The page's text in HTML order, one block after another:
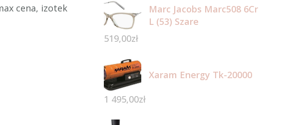
cena, izotek
Marc Jacobs Marc508 6Cr
L (53) Szare
519,00zł
Xaram Energy Tk-20000
1 495,00zł